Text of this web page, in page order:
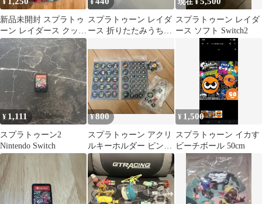
¥
新品未開封 スプラトゥ
ーン レイダース クッシ
ョン
¥
スプラトゥーン レイダ
ース 折りたたみうち
現在 ¥
スプラトゥーン レイダ
ース ソフト Switch2
¥ 1,111
スプラトゥーン2
Nintendo Switch
¥800
スプラトゥーン アクリ
ルキーホルダー ピンバ
ッチ
¥ 1,500
スプラトゥーン イカす
ビーチボール 50cm